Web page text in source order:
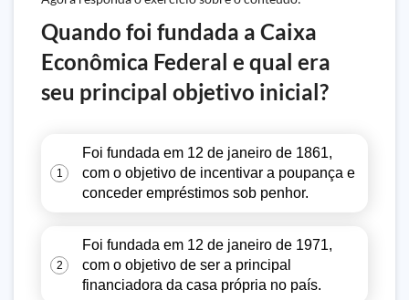
Quando foi fundada a Caixa
Econômica Federal e qual era
seu principal objetivo inicial?
1
Foi fundada em 12 de janeiro de 1861,
com o objetivo de incentivar a poupança e
conceder empréstimos sob penhor.
2
Foi fundada em 12 de janeiro de 1971,
com o objetivo de ser a principal
financiadora da casa própria no país.